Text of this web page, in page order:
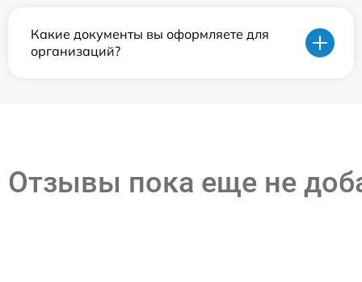
Какие документы вы оформляете для
организаций?
Отзывы пока еще не